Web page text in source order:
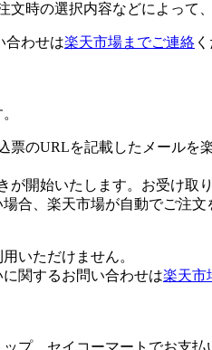
時の選択内容などによって
合わせは楽天市場までご連絡
票のURLを記載したメールを
が開始いたします。お受け取
合、楽天市場が自動でご注文
いただけません。
関するお問い合わせは楽天市
プ、セイコーマートでお支払